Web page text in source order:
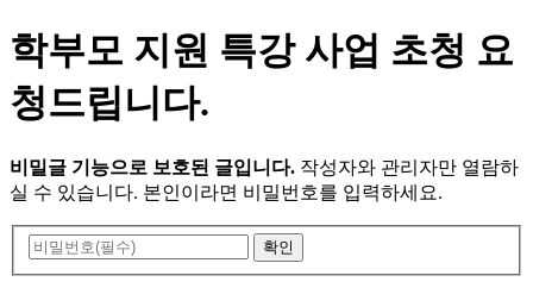
학부모 지원 특강 사업 초청 요
청드립니다.
비밀글 기능으로 보호된 글입니다. 작성자와 관리자만 열람하
실 수 있습니다. 본인이라면 비밀번호를 입력하세요.